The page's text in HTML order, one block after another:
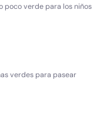
poco verde para los niños
verdes para pasear